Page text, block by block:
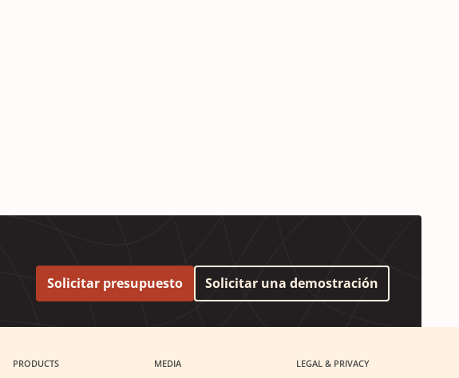
Solicitar presupuesto Solicitar una demostración
PRODUCTS MEDIA LEGAL & PRIVACY